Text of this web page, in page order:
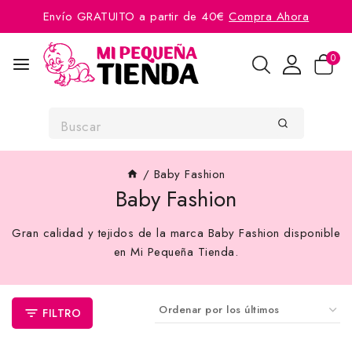
Envío GRATUITO a partir de 40€Compra Ahora
0
/ Baby Fashion
Baby Fashion
Gran calidad y tejidos de la marca Baby Fashion disponible
en Mi Pequeña Tienda.
FILTRO